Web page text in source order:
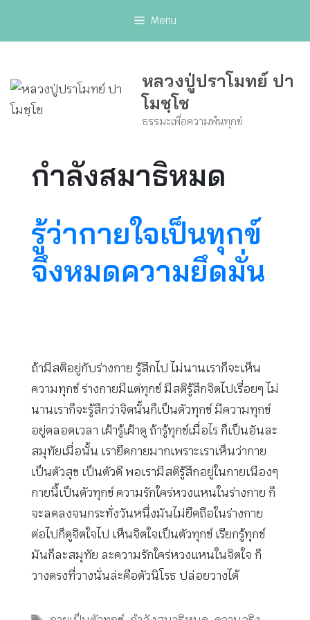
Menu
หลวงปู่ปราโมทย์ ปา
โมชฺโช
ธรรมะเพื่อความพ้นทุกข์
กำลังสมาธิหมด
รู้ว่ากายใจเป็นทุกข์
จึงหมดความยึดมั่น
ถ้ามีสติอยู่กับร่างกาย รู้สึกไป ไม่นานเราก็จะเห็น
ความทุกข์ ร่างกายมีแต่ทุกข์ มีสติรู้สึกจิตไปเรื่อยๆ ไม่
นานเราก็จะรู้สึกว่าจิตนั้นก็เป็นตัวทุกข์ มีความทุกข์
อยู่ตลอดเวลา เฝ้ารู้เฝ้าดู ถ้ารู้ทุกข์เมื่อไร ก็เป็นอันละ
สมุทัยเมื่อนั้น เรายึดกายมากเพราะเราเห็นว่ากาย
เป็นตัวสุข เป็นตัวดี พอเรามีสติรู้สึกอยู่ในกายเนืองๆ
กายนี้เป็นตัวทุกข์ ความรักใคร่หวงแหนในร่างกาย ก็
จะลดลงจนกระทั่งวันหนึ่งมันไม่ยึดถือในร่างกาย
ต่อไปก็ดูจิตใจไป เห็นจิตใจเป็นตัวทุกข์ เรียกรู้ทุกข์
มันก็ละสมุทัย ละความรักใคร่หวงแหนในจิตใจ ก็
วางตรงที่วางนั่นล่ะคือตัวนิโรธ ปล่อยวางได้